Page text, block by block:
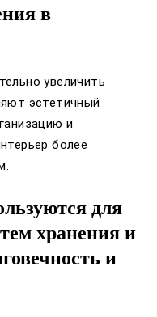
в
увеличить
эстетичный
и
более
для
хранения и
и